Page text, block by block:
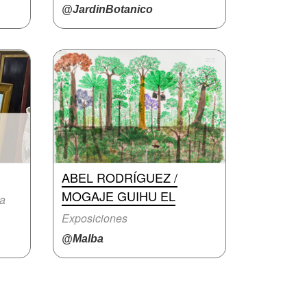
@JardinBotanico
ABEL RODRÍGUEZ /
MOGAJE GUIHU EL
Exposiciones
@Malba